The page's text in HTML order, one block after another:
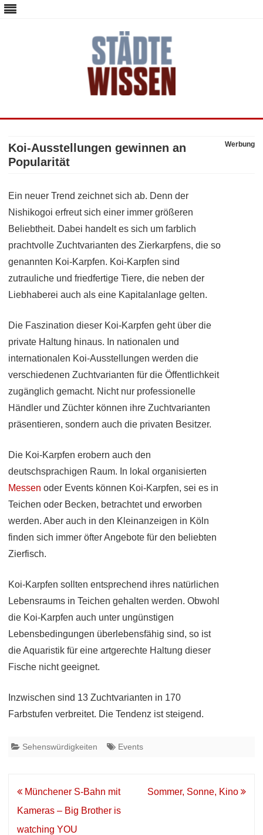
Deutschlands Metropolen
Skip
content
Koi-Ausstellungen gewinnen an
Popularität
Werbung
Ein neuer Trend zeichnet sich ab. Denn der
Nishikogoi erfreut sich einer immer größeren
Beliebtheit. Dabei handelt es sich um farblich
prachtvolle Zuchtvarianten des Zierkarpfens, die so
genannten Koi-Karpfen. Koi-Karpfen sind
zutrauliche und friedfertige Tiere, die neben der
Liebhaberei auch als eine Kapitalanlage gelten.
Die Faszination dieser Koi-Karpfen geht über die
private Haltung hinaus. In nationalen und
internationalen Koi-Ausstellungen werden die
verschiedenen Zuchtvarianten für die Öffentlichkeit
zugänglich gemacht. Nicht nur professionelle
Händler und Züchter können ihre Zuchtvarianten
präsentieren, sondern auch die privaten Besitzer.
Die Koi-Karpfen erobern auch den
deutschsprachigen Raum. In lokal organisierten
Messen oder Events können Koi-Karpfen, sei es in
Teichen oder Becken, betrachtet und erworben
werden. Aber auch in den Kleinanzeigen in Köln
finden sich immer öfter Angebote für den beliebten
Zierfisch.
Koi-Karpfen sollten entsprechend ihres natürlichen
Lebensraums in Teichen gehalten werden. Obwohl
die Koi-Karpfen auch unter ungünstigen
Lebensbedingungen überlebensfähig sind, so ist
die Aquaristik für eine artgerechte Haltung dieser
Fische nicht geeignet.
Inzwischen sind 13 Zuchtvarianten in 170
Farbstufen verbreitet. Die Tendenz ist steigend.
Sehenswürdigkeiten Events
Beitrags-
Navigation
Münchener S-Bahn mit
Kameras – Big Brother is
watching YOU
Sommer, Sonne, Kino